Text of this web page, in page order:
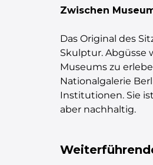
Zwischen
Das Original des
Skulptur. Abgüsse
Museums zu
Nationalgalerie
Institutionen. Sie
aber nachhaltig.